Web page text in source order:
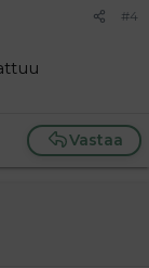
#4
Vastaa